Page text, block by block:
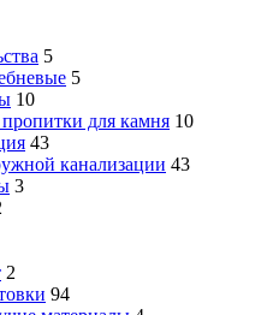
5
5
10
для камня 10
43
канализации 43
3
2
94